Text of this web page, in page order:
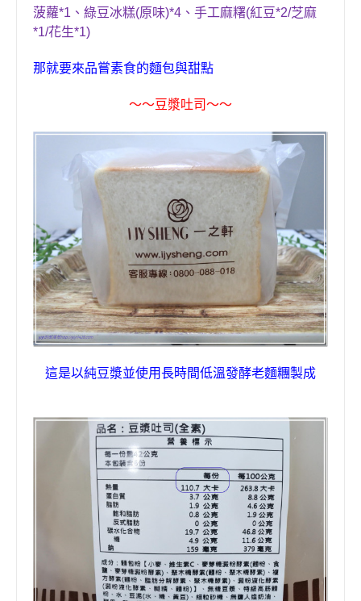
菠蘿*1 、綠豆冰糕(原味)*4 、手工麻糬(紅豆*2/芝麻
*1/花生*1)
那就要來品嘗素食的麵包與甜點
〜〜豆漿吐司〜〜
這是以純豆漿並使用長時間低溫發酵老麵糰製成